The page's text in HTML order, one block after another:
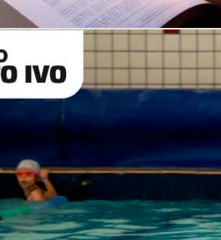
NOVOS
em Contato